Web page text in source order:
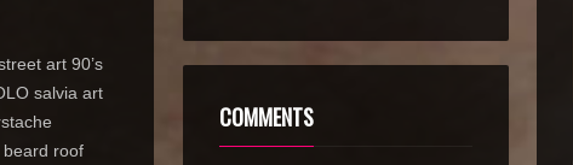
art 90’s
salvia art
roof
COMMENTS